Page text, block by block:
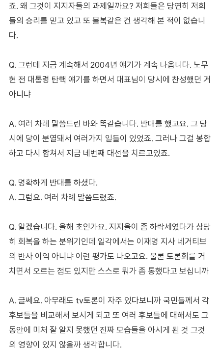
죠. 왜 그것이 지지자들의 과제일까요? 저희들은 당연히 저희
들의 승리를 믿고 있고 또 불복같은 건 생각해 본 적이 없습니
다.
Q. 그런데 지금 계속해서 2004년 얘기가 계속 나옵니다. 노무
현 전 대통령 탄핵 얘기를 하면서 대표님이 당시에 찬성했던 거
아니냐
A. 여러 차례 말씀드린 바와 똑같습니다. 반대를 했고요. 그 당
시에 당이 분열돼서 여러가지 일들이 있었죠. 그러나 그걸 봉합
하고 다시 합쳐서 지금 네번째 대선을 치르고있죠.
Q. 명확하게 반대를 하셨다.
A. 그럼요. 여러 차례 말씀드렸죠.
Q. 알겠습니다. 올해 초인가요. 지지율이 좀 하락세였다가 상당
히 회복을 하는 분위기인데 일각에서는 이재명 지사 네거티브
의 반사 이익 아니냐 이런 평가도 나오고요. 물론 토론회를 거
치면서 오르는 점도 있지만 스스로 뭐가 좀 통했다고 보십니까
A. 글쎄요. 아무래도 tv토론이 자주 있다보니까 국민들께서 각
후보들을 비교해서 보시게 되고 또 여러 후보들에 대해서도 그
동안에 미처 잘 알지 못했던 진짜 모습들을 아시게 된 것 그것
의 영향이 있지 않을까 생각합니다.